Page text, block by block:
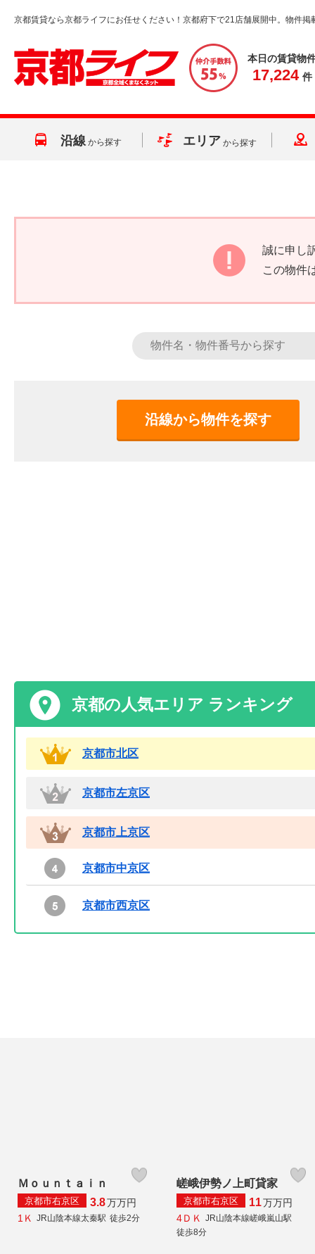
京都賃貸なら京都ライフにお任せください！京都府下で21店舗展開中。物件掲
本日の賃貸物
17,224 件
沿線 から探す エリア から探す
誠に申し
この物件
沿線から物件を探す
京都の人気エリア ランキング
京都市北区
京都市左京区
京都市上京区
京都市中京区
京都市西京区
Ｍｏｕｎｔａｉｎ
京都市右京区 3.8万万円
1Ｋ
JR山陰本線太秦駅 徒歩2分
嵯峨伊勢ノ上町貸家
京都市右京区 11万万円
4ＤＫ
JR山陰本線嵯峨嵐山駅
徒歩8分